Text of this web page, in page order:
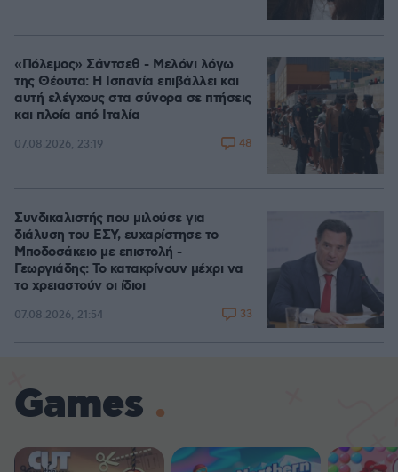
«Πόλεμος» Σάντσεθ - Μελόνι λόγω
της Θέουτα: Η Ισπανία επιβάλλει και
αυτή ελέγχους στα σύνορα σε πτήσεις
και πλοία από Ιταλία
07.08.2026, 23:19 48
Συνδικαλιστής που μιλούσε για
διάλυση του ΕΣΥ, ευχαρίστησε το
Μποδοσάκειο με επιστολή -
Γεωργιάδης: Το κατακρίνουν μέχρι να
το χρειαστούν οι ίδιοι
07.08.2026, 21:54 33
Games